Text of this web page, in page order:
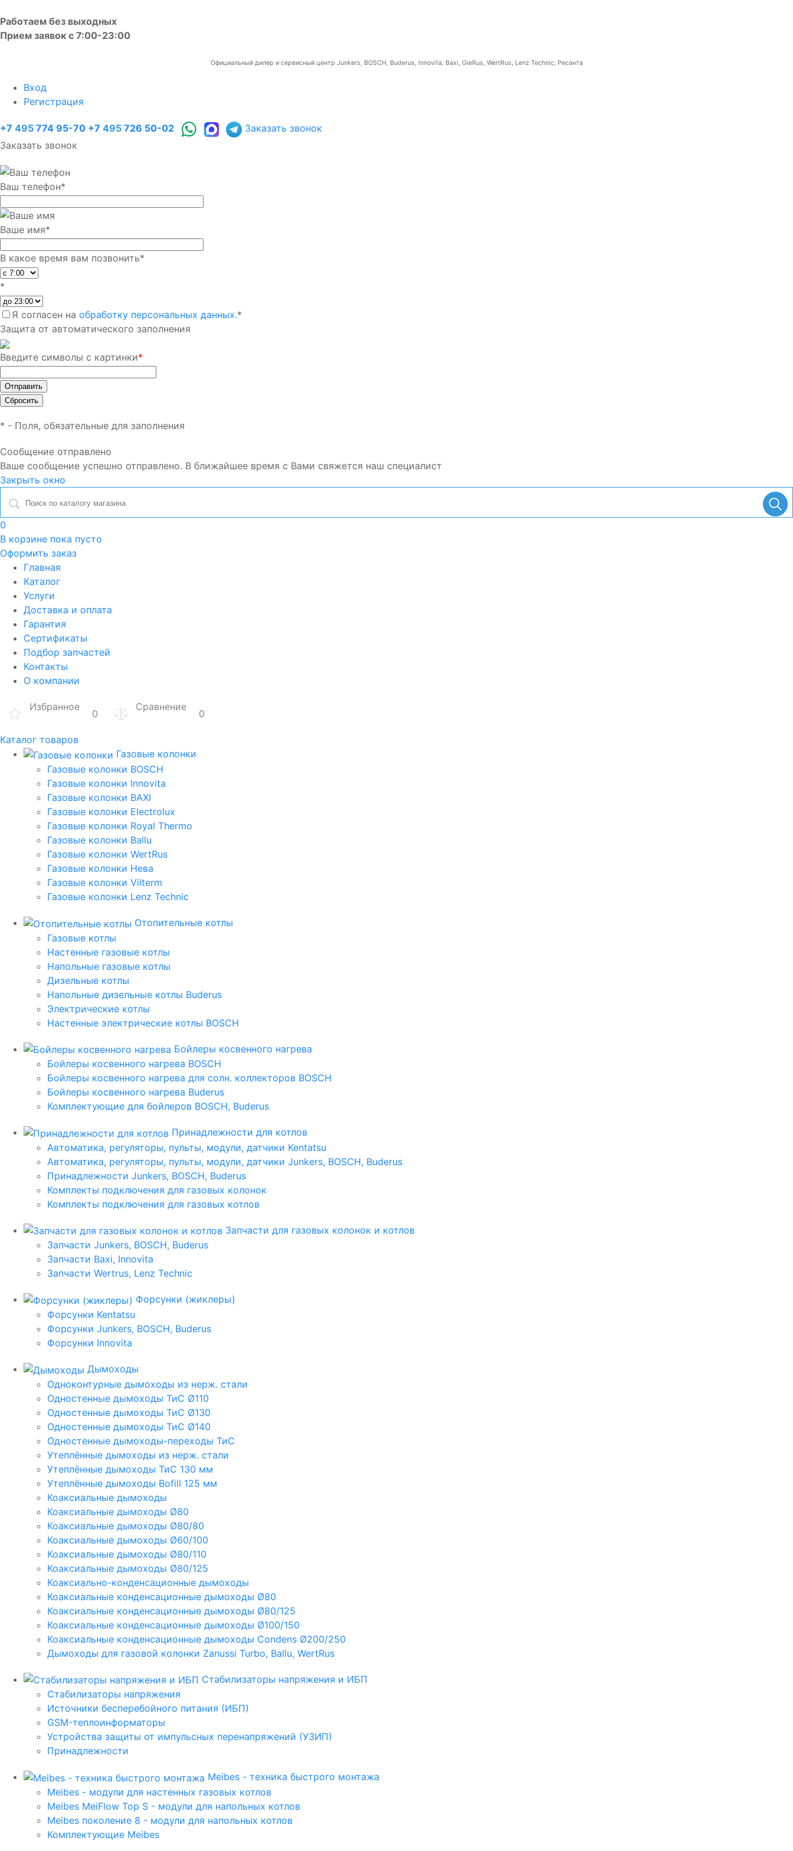
Работаем без выходных
Прием заявок с 7:00-23:00
Официальный дилер и сервисный центр Junkers, BOSCH, Buderus, Innovita, Baxi, GieRus, WertRus, Lenz Technic, Ресанта
Вход
Регистрация
+7 495 774 95-70 +7 495 726 50-02
Заказать звонок
Заказать звонок
Ваш телефон*
Ваше имя*
В какое время вам позвонить*
*
Я согласен на обработку персональных данных.*
Защита от автоматического заполнения
Введите символы с картинки*
* - Поля, обязательные для заполнения
Сообщение отправлено
Ваше сообщение успешно отправлено. В ближайшее время с Вами свяжется наш специалист
Закрыть окно
0
В корзине пока пусто
Оформить заказ
Главная
Каталог
Услуги
Доставка и оплата
Гарантия
Сертификаты
Подбор запчастей
Контакты
О компании
Избранное
0
Сравнение
0
Каталог товаров
Газовые колонки
Газовые колонки BOSCH
Газовые колонки Innovita
Газовые колонки BAXI
Газовые колонки Electrolux
Газовые колонки Royal Thermo
Газовые колонки Ballu
Газовые колонки WertRus
Газовые колонки Нева
Газовые колонки Vilterm
Газовые колонки Lenz Technic
Отопительные котлы
Газовые котлы
Настенные газовые котлы
Напольные газовые котлы
Дизельные котлы
Напольные дизельные котлы Buderus
Электрические котлы
Настенные электрические котлы BOSCH
Бойлеры косвенного нагрева
Бойлеры косвенного нагрева BOSCH
Бойлеры косвенного нагрева для солн. коллекторов BOSCH
Бойлеры косвенного нагрева Buderus
Комплектующие для бойлеров BOSCH, Buderus
Принадлежности для котлов
Автоматика, регуляторы, пульты, модули, датчики Kentatsu
Автоматика, регуляторы, пульты, модули, датчики Junkers, BOSCH, Buderus
Принадлежности Junkers, BOSCH, Buderus
Комплекты подключения для газовых колонок
Комплекты подключения для газовых котлов
Запчасти для газовых колонок и котлов
Запчасти Junkers, BOSCH, Buderus
Запчасти Baxi, Innovita
Запчасти Wertrus, Lenz Technic
Форсунки (жиклеры)
Форсунки Kentatsu
Форсунки Junkers, BOSCH, Buderus
Форсунки Innovita
Дымоходы
Одноконтурные дымоходы из нерж. стали
Одностенные дымоходы ТиС Ø110
Одностенные дымоходы ТиС Ø130
Одностенные дымоходы ТиС Ø140
Одностенные дымоходы-переходы ТиС
Утеплённые дымоходы из нерж. стали
Утеплённые дымоходы ТиС 130 мм
Утеплённые дымоходы Bofill 125 мм
Коаксиальные дымоходы
Коаксиальные дымоходы Ø80
Коаксиальные дымоходы Ø80/80
Коаксиальные дымоходы Ø60/100
Коаксиальные дымоходы Ø80/110
Коаксиальные дымоходы Ø80/125
Коаксиально-конденсационные дымоходы
Коаксиальные конденсационные дымоходы Ø80
Коаксиальные конденсационные дымоходы Ø80/125
Коаксиальные конденсационные дымоходы Ø100/150
Коаксиальные конденсационные дымоходы Condens Ø200/250
Дымоходы для газовой колонки Zanussi Turbo, Ballu, WertRus
Стабилизаторы напряжения и ИБП
Стабилизаторы напряжения
Источники бесперебойного питания (ИБП)
GSM-теплоинформаторы
Устройства защиты от импульсных перенапряжений (УЗИП)
Принадлежности
Meibes - техника быстрого монтажа
Meibes - модули для настенных газовых котлов
Meibes MeiFlow Top S - модули для напольных котлов
Meibes поколение 8 - модули для напольных котлов
Комплектующие Meibes